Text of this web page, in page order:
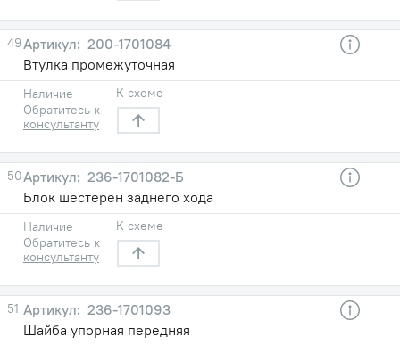
49
200-1701084
Втулка промежуточная
Наличие
Обратитесь к
консультанту
К схеме
50
236-1701082-Б
Блок шестерен заднего хода
Наличие
Обратитесь к
консультанту
К схеме
51
236-1701093
Шайба упорная передняя